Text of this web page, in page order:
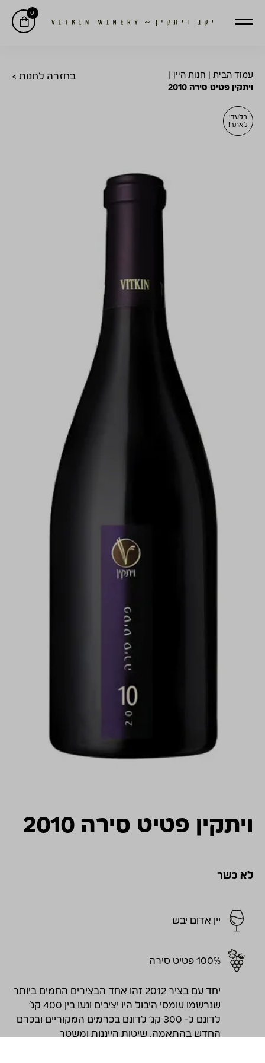
0
עמוד הבית חנות היין
ויתקין פטיט סירה 2010
בחזרה לחנות >
בלעדי
לאתר!
ויתקין פטיט סירה 2010
לא כשר
יין אדום יבש
100% פטיט סירה
יחד עם בציר 2012 זהו אחד הבצירים החמים ביותר
שנרשמו עומסי היבול היו יציבים ונעו בין 400 קג'
לדונם ל- 300 קג' לדונם בכרמים המקוריים ובכרם
החדש בהתאמה. שיטות הייננות ומשטר